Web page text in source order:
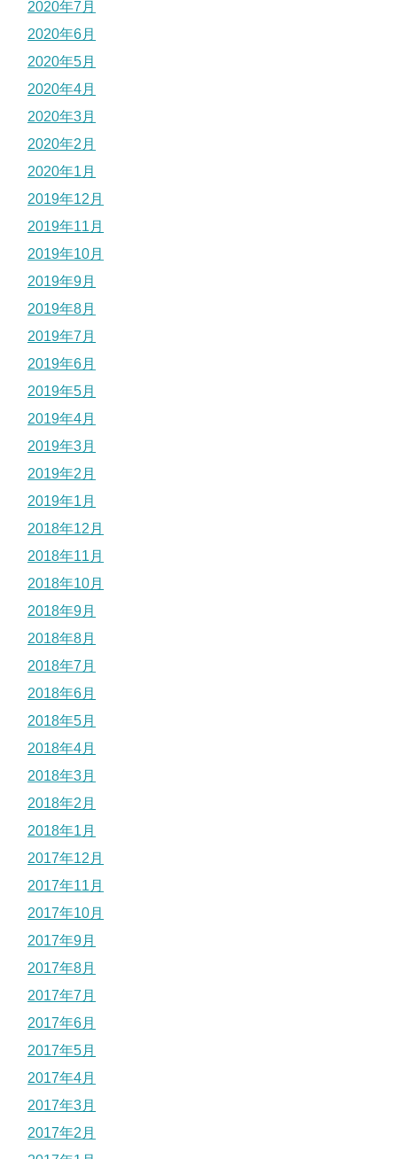
2020年7月
2020年6月
2020年5月
2020年4月
2020年3月
2020年2月
2020年1月
2019年12月
2019年11月
2019年10月
2019年9月
2019年8月
2019年7月
2019年6月
2019年5月
2019年4月
2019年3月
2019年2月
2019年1月
2018年12月
2018年11月
2018年10月
2018年9月
2018年8月
2018年7月
2018年6月
2018年5月
2018年4月
2018年3月
2018年2月
2018年1月
2017年12月
2017年11月
2017年10月
2017年9月
2017年8月
2017年7月
2017年6月
2017年5月
2017年4月
2017年3月
2017年2月